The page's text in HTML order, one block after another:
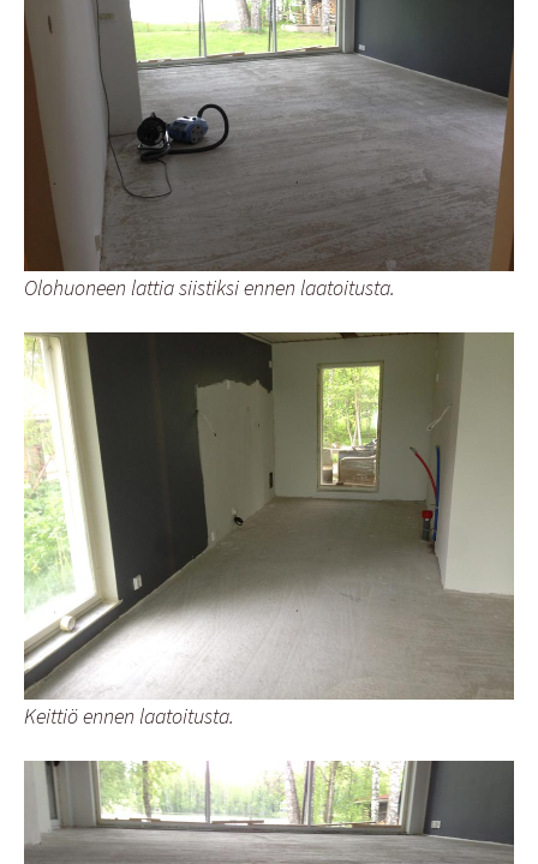
Olohuoneen lattia siistiksi ennen laatoitusta.
Keittiö ennen laatoitusta.